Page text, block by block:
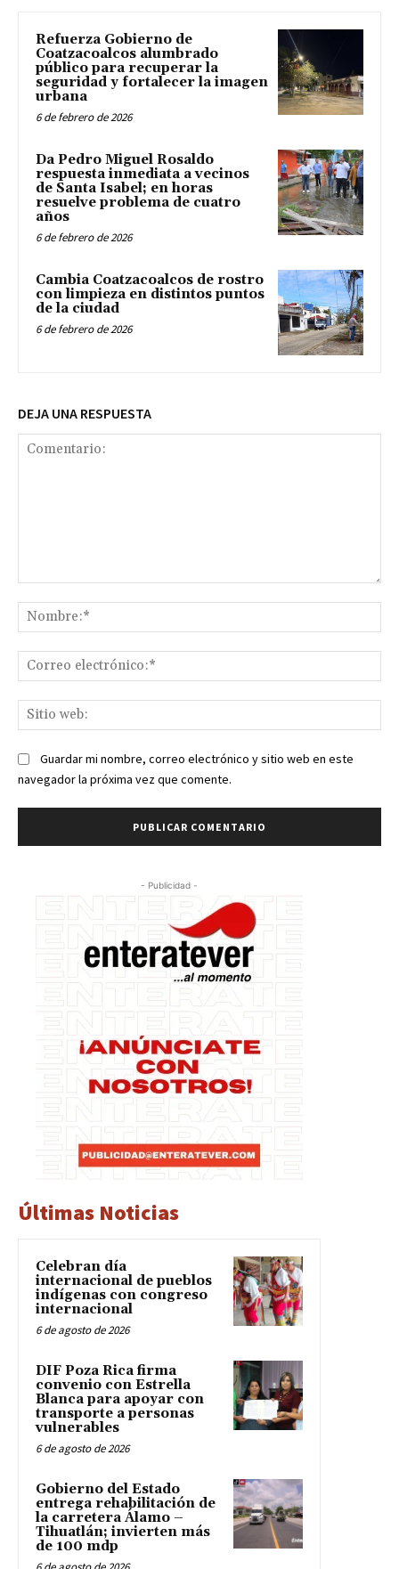
Refuerza Gobierno de
Coatzacoalcos alumbrado
público para recuperar la
seguridad y fortalecer la imagen
urbana
6 de febrero de 2026
Da Pedro Miguel Rosaldo
respuesta inmediata a vecinos
de Santa Isabel; en horas
resuelve problema de cuatro
años
6 de febrero de 2026
Cambia Coatzacoalcos de rostro
con limpieza en distintos puntos
de la ciudad
6 de febrero de 2026
DEJA UNA RESPUESTA
Guardar mi nombre, correo electrónico y sitio web en este
navegador la próxima vez que comente.
- Publicidad -
Últimas Noticias
Celebran día
internacional de pueblos
indígenas con congreso
internacional
6 de agosto de 2026
DIF Poza Rica firma
convenio con Estrella
Blanca para apoyar con
transporte a personas
vulnerables
6 de agosto de 2026
Gobierno del Estado
entrega rehabilitación de
la carretera Álamo –
Tihuatlán; invierten más
de 100 mdp